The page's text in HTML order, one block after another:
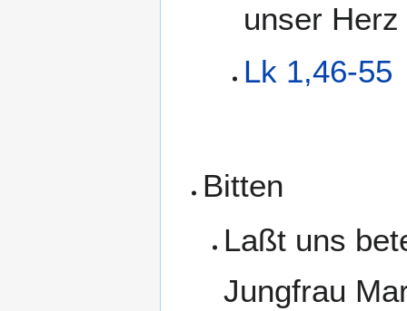
unser
Lk 1,46-55
Bitten
Laßt uns
Jungfrau